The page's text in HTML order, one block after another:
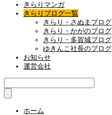
きらりマンガ
きらりブログ一覧
きらり・さぬまブログ
きらり・かがのブログ
きらり・多賀城ブログ
ゆきんこ社長のブログ
お知らせ
運営会社
ホーム